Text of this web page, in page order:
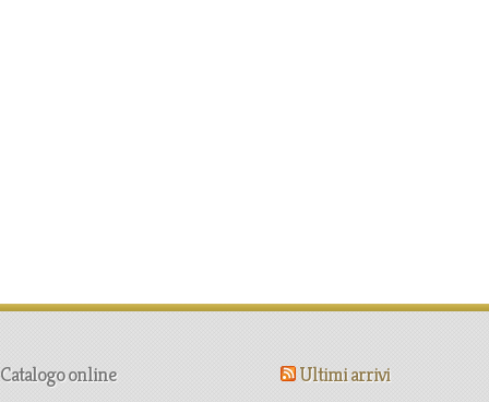
Catalogo online Ultimi arrivi